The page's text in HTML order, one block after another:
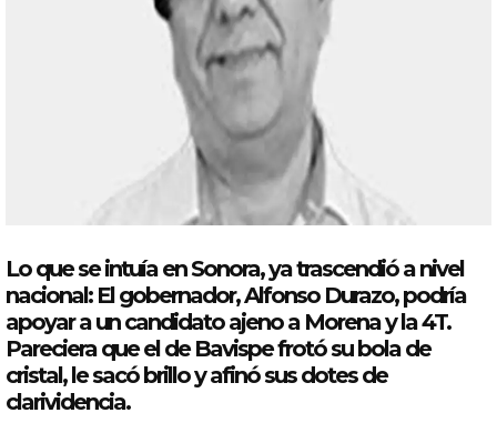
Lo que se intuía en Sonora, ya trascendió a nivel
nacional: El gobernador, Alfonso Durazo, podría
apoyar a un candidato ajeno a Morena y la 4T.
Pareciera que el de Bavispe frotó su bolade
cristal, le sacó brillo y afinó sus dotes de
clarividencia.